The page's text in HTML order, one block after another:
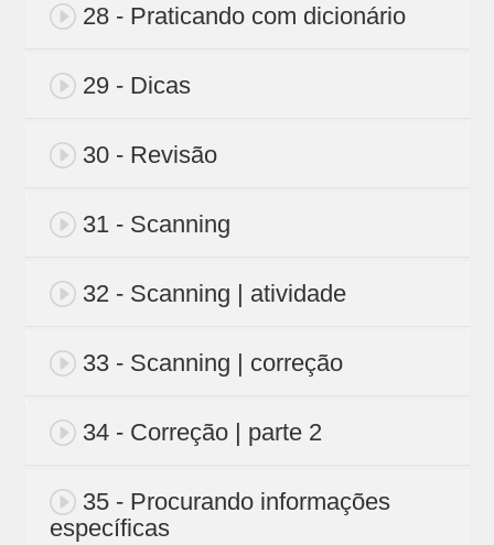
28 - Praticando com dicionário
29 - Dicas
30 - Revisão
31 - Scanning
32 - Scanning | atividade
33 - Scanning | correção
34 - Correção | parte 2
35 - Procurando informações
específicas